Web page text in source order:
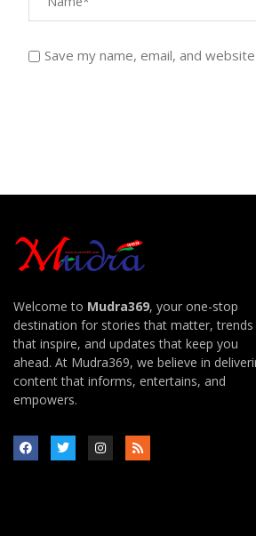
Save my name, email, and
Welcome to Mudra369, your one-stop
destination for stories that matter, trends
that inspire, and updates that keep you
ahead. At Mudra369, we believe in
content that informs, entertains, and
empowers.